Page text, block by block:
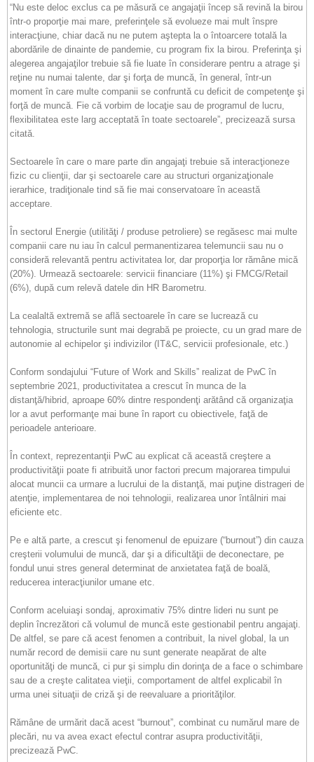
“Nu este deloc exclus ca pe măsură ce angajaţii încep să revină la birou
într-o proporţie mai mare, preferinţele să evolueze mai mult înspre
interacţiune, chiar dacă nu ne putem aştepta la o întoarcere totală la
abordările de dinainte de pandemie, cu program fix la birou. Preferinţa şi
alegerea angajaţilor trebuie să fie luate în considerare pentru a atrage şi
reţine nu numai talente, dar şi forţa de muncă, în general, într-un
moment în care multe companii se confruntă cu deficit de competenţe şi
forţă de muncă. Fie că vorbim de locaţie sau de programul de lucru,
flexibilitatea este larg acceptată în toate sectoarele”, precizează sursa
citată.
Sectoarele în care o mare parte din angajaţi trebuie să interacţioneze
fizic cu clienţii, dar şi sectoarele care au structuri organizaţionale
ierarhice, tradiţionale tind să fie mai conservatoare în această
acceptare.
În sectorul Energie (utilităţi / produse petroliere) se regăsesc mai multe
companii care nu iau în calcul permanentizarea telemuncii sau nu o
consideră relevantă pentru activitatea lor, dar proporţia lor rămâne mică
(20%). Urmează sectoarele: servicii financiare (11%) şi FMCG/Retail
(6%), după cum relevă datele din HR Barometru.
La cealaltă extremă se află sectoarele în care se lucrează cu
tehnologia, structurile sunt mai degrabă pe proiecte, cu un grad mare de
autonomie al echipelor şi indivizilor (IT&C, servicii profesionale, etc.)
Conform sondajului “Future of Work and Skills” realizat de PwC în
septembrie 2021, productivitatea a crescut în munca de la
distanţă/hibrid, aproape 60% dintre respondenţi arătând că organizaţia
lor a avut performanţe mai bune în raport cu obiectivele, faţă de
perioadele anterioare.
În context, reprezentanţii PwC au explicat că această creştere a
productivităţii poate fi atribuită unor factori precum majorarea timpului
alocat muncii ca urmare a lucrului de la distanţă, mai puţine distrageri de
atenţie, implementarea de noi tehnologii, realizarea unor întâlniri mai
eficiente etc.
Pe e altă parte, a crescut şi fenomenul de epuizare (“burnout”) din cauza
creşterii volumului de muncă, dar şi a dificultăţii de deconectare, pe
fondul unui stres general determinat de anxietatea faţă de boală,
reducerea interacţiunilor umane etc.
Conform aceluiaşi sondaj, aproximativ 75% dintre lideri nu sunt pe
deplin încrezători că volumul de muncă este gestionabil pentru angajaţi.
De altfel, se pare că acest fenomen a contribuit, la nivel global, la un
număr record de demisii care nu sunt generate neapărat de alte
oportunităţi de muncă, ci pur şi simplu din dorinţa de a face o schimbare
sau de a creşte calitatea vieţii, comportament de altfel explicabil în
urma unei situaţii de criză şi de reevaluare a priorităţilor.
Rămâne de urmărit dacă acest “burnout”, combinat cu numărul mare de
plecări, nu va avea exact efectul contrar asupra productivităţii,
precizează PwC.